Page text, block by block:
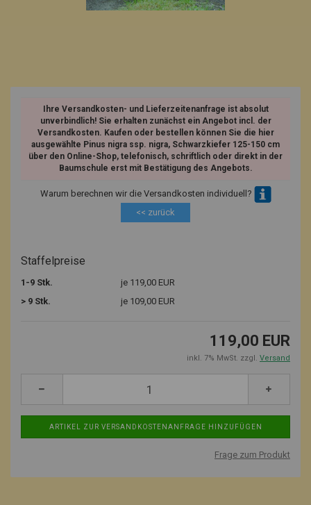
Ihre Versandkosten- und Lieferzeitenanfrage ist absolut
unverbindlich! Sie erhalten zunächst ein Angebot incl. der
Versandkosten. Kaufen oder bestellen können Sie die hier
ausgewählte Pinus nigra ssp. nigra, Schwarzkiefer 125-150 cm
über den Online-Shop, telefonisch, schriftlich oder direkt in der
Baumschule erst mit Bestätigung des Angebots.
Warum berechnen wir die Versandkosten individuell?
<< zurück
Staffelpreise
1-9 Stk.
je 119,00 EUR
> 9 Stk.
je 109,00 EUR
119,00 EUR
inkl. 7% MwSt. zzgl. Versand
Frage zum Produkt